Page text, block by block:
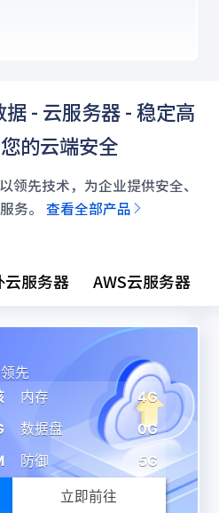
重好礼
- 云服务器 - 稳定高
的云端安全
领先技术，为企业提供安全、
务。 查看全部产品
云服务器 AWS云服务器
先
内存
4G
数据盘
0G
防御 5G
立即前往